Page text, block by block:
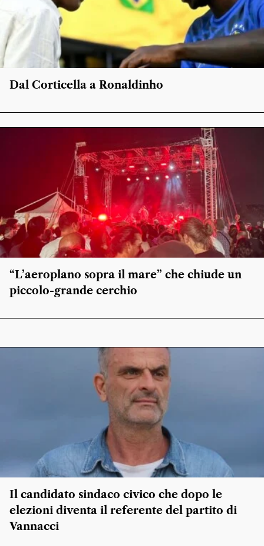
Dal Corticella a Ronaldinho
“L’aeroplano sopra il mare” che chiude un
piccolo-grande cerchio
Il candidato sindaco civico che dopo le
elezioni diventa il referente del partito di
Vannacci